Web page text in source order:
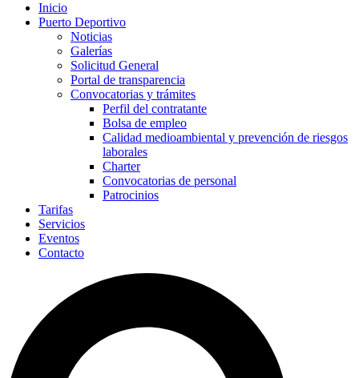
Inicio
Puerto Deportivo
Noticias
Galerías
Solicitud General
Portal de transparencia
Convocatorias y trámites
Perfil del contratante
Bolsa de empleo
Calidad medioambiental y prevención de riesgos
laborales
Charter
Convocatorias de personal
Patrocinios
Tarifas
Servicios
Eventos
Contacto